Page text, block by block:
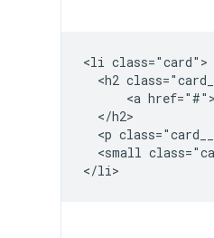
<li class="card">
<h2
<a
  </h2>
<p
<small